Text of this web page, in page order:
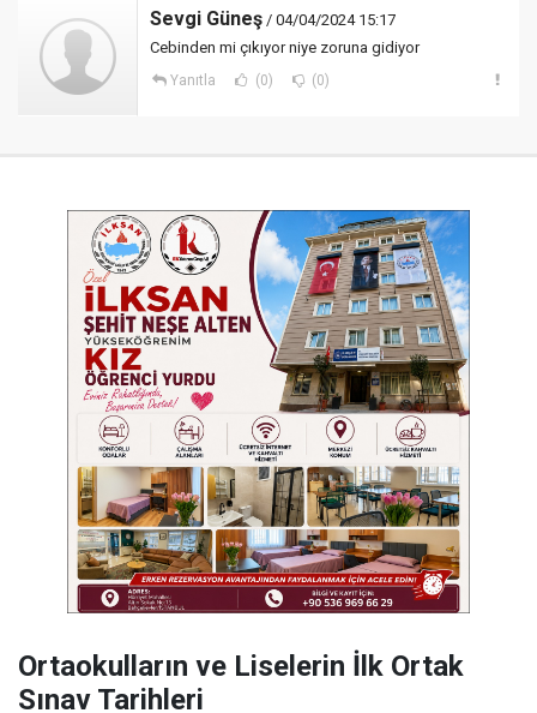
Sevgi Güneş / 04/04/2024 15:17
Cebinden mi çıkıyor niye zoruna gidiyor
Yanıtla (0) (0)
Ortaokulların ve Liselerin İlk Ortak
Sınav Tarihleri